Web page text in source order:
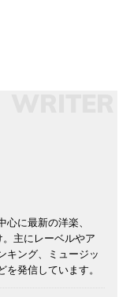
に最新の洋楽、
主にレーベルやア
キング、ミュージッ
発信しています。